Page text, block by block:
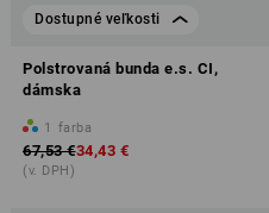
Dostupné veľkosti
Polstrovaná bunda e.s. CI,
dámska
1 farba
67,53 €34,43 €
(v. DPH)